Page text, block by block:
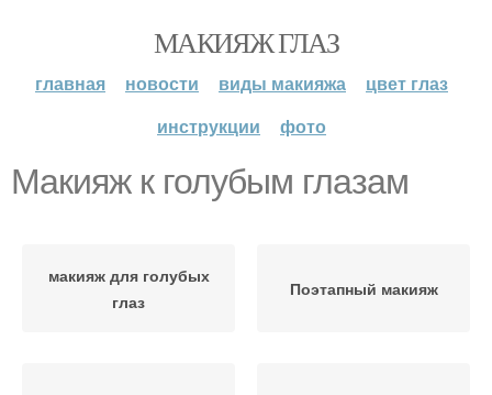
МАКИЯЖ ГЛАЗ
главная новости виды макияжа
цвет глаз
инструкции
фото
Макияж к голубым глазам
макияж для голубых
глаз
Поэтапный макияж